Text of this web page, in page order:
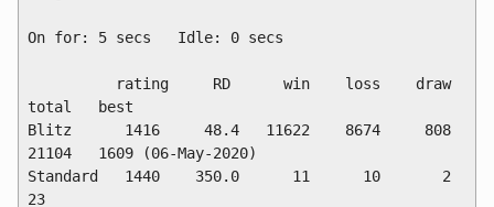
On for: 5 secs   Idle: 0 secs
total   best
Blitz      1416     48.4   11622    8674     808
21104   1609 (06-May-2020)
Standard   1440    350.0      11      10       2
23